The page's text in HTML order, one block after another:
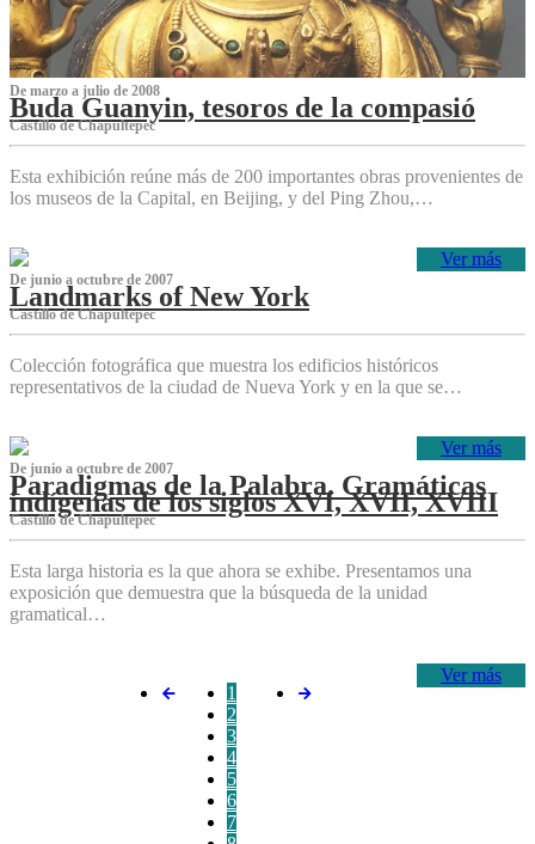
De marzo a julio de 2008
Buda Guanyin, tesoros de la compasió
Castillo de Chapultepec
Esta exhibición reúne más de 200 importantes obras provenientes de
los museos de la Capital, en Beijing, y del Ping Zhou,…
Ver más
De junio a octubre de 2007
Landmarks of New York
Castillo de Chapultepec
Colección fotográfica que muestra los edificios históricos
representativos de la ciudad de Nueva York y en la que se…
Ver más
De junio a octubre de 2007
Paradigmas de la Palabra. Gramáticas
indígenas de los siglos XVI, XVII, XVIII
Castillo de Chapultepec
Esta larga historia es la que ahora se exhibe. Presentamos una
exposición que demuestra que la búsqueda de la unidad
gramatical…
Ver más
1
2
3
4
5
6
7